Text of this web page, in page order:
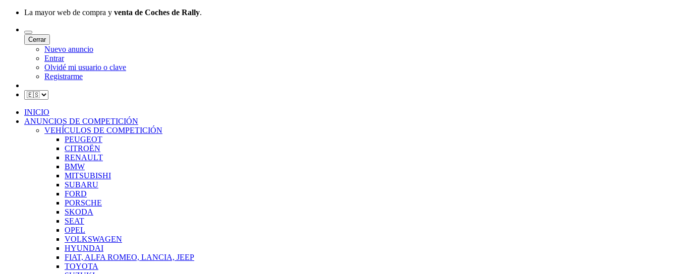
La mayor web de compra y venta de Coches de Rally.
Cerrar
Nuevo anuncio
Entrar
Olvidé mi usuario o clave
Registrarme
INICIO
ANUNCIOS DE COMPETICIÓN
VEHÍCULOS DE COMPETICIÓN
PEUGEOT
CITROËN
RENAULT
BMW
MITSUBISHI
SUBARU
FORD
PORSCHE
SKODA
SEAT
OPEL
VOLKSWAGEN
HYUNDAI
FIAT, ALFA ROMEO, LANCIA, JEEP
TOYOTA